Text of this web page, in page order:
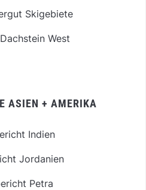
Skigebiete
West
ASIEN + AMERIKA
Indien
Jordanien
Petra